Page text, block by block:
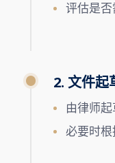
评估是否
2. 文件起
由律师起
必要时根